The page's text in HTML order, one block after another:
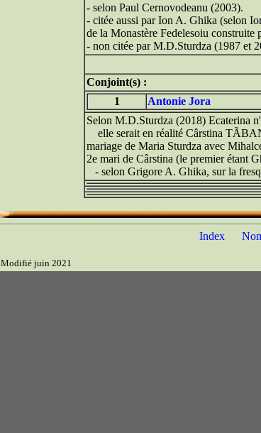
- selon Paul Cernovodeanu (2003).
- citée aussi par Ion A. Ghika (selon
de la Monastère Fedelesoiu
- non citée par M.D.Sturdza (1987 et
Conjoint(s) :
1
Antonie Jora
Selon M.D.Sturdza (2018) Ecaterina
elle serait en réalité Cârstina
mariage de Maria Sturdza avec
2e mari de Cârstina (le premier étant
- selon Grigore A. Ghika, sur la
Index
Modifié juin 2021